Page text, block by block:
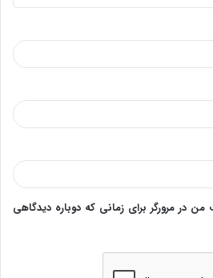
در مرورگر برای زمانی که دوباره دیدگاهی